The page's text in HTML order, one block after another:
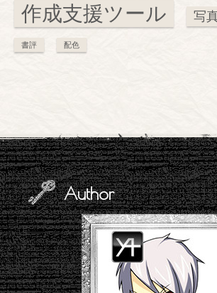
作成支援ツール 写
書評 配色
Author